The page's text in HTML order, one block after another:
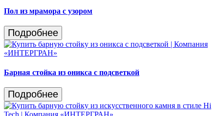
Пол из мрамора с узором
Подробнее
Барная стойка из оникса с подсветкой
Подробнее